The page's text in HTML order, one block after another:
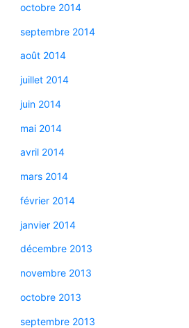
octobre 2014
septembre 2014
août 2014
juillet 2014
juin 2014
mai 2014
avril 2014
mars 2014
février 2014
janvier 2014
décembre 2013
novembre 2013
octobre 2013
septembre 2013